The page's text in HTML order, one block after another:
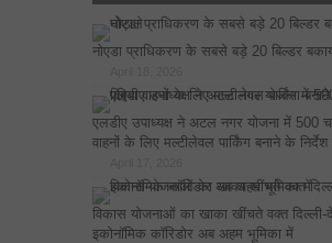
नोएडा प्राधिकरण के सबसे बड़े 20 बिल्डर
एलडीए उपाध्यक्ष ने अटल नगर योजना में 500
वाहनों के लिए मल्टीलेवल पार्किंग बनाने के निर्देश
विकास योजनाओं का खाका खींचते वक्त दिल्ली-
इकोनॉमिक कॉरिडोर अब अहम भूमिका में